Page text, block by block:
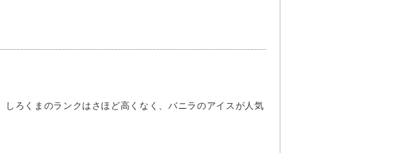
ろくまのランクはさほど高くなく、バニラのアイスが人気